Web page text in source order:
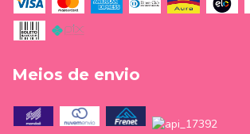
Meios de envio